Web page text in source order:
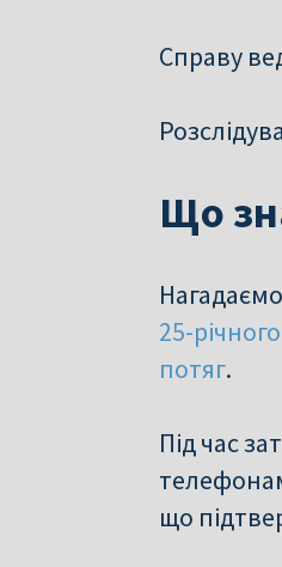
Справу
Що
25-
потяг.
Під час
що